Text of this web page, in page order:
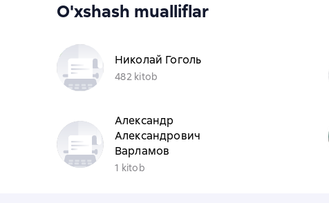
O'xshash mualliflar
Николай Гоголь
482 kitob
Александр
Александрович
Варламов
1 kitob